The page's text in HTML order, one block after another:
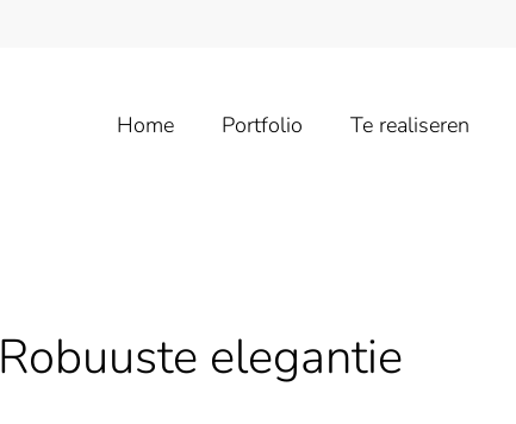
Home Portfolio Te realiseren
Robuuste elegantie